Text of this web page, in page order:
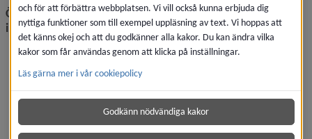
Överlämning om enskilda barn sker endast om relevant
information finns
Finns inte relevant information sker ingen
relevant information som ska lämnas över.
Tänk på att vårdnadshavarna behöver ge sitt
medgivande då det råder sekretess mellan förskola
och för att förbättra webbplatsen. Vi vill också kunna erbjuda dig
nyttiga funktioner som till exempel uppläsning av text. Vi hoppas att
det känns okej och att du godkänner alla kakor. Du kan ändra vilka
kakor som får användas genom att klicka på inställningar.
Läs gärna mer i vår cookiepolicy
Godkänn nödvändiga kakor